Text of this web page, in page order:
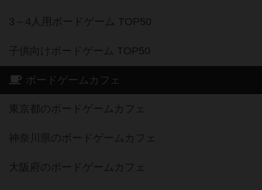
3～4人用ボードゲーム TOP50
子供向けボードゲーム TOP50
ボードゲームカフェ
東京都のボードゲームカフェ
神奈川県のボードゲームカフェ
大阪府のボードゲームカフェ